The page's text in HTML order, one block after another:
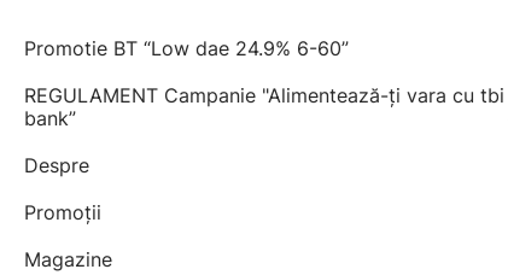
Promotie BT “Low dae 24.9% 6-60”
REGULAMENT Campanie "Alimentează-ți vara cu tbi
bank”
Despre
Promoții
Magazine